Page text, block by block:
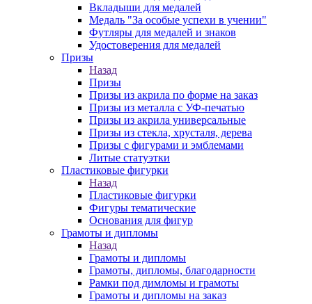
Вкладыши для медалей
Медаль "За особые успехи в учении"
Футляры для медалей и знаков
Удостоверения для медалей
Призы
Назад
Призы
Призы из акрила по форме на заказ
Призы из металла с УФ-печатью
Призы из акрила универсальные
Призы из стекла, хрусталя, дерева
Призы с фигурами и эмблемами
Литые статуэтки
Пластиковые фигурки
Назад
Пластиковые фигурки
Фигуры тематические
Основания для фигур
Грамоты и дипломы
Назад
Грамоты и дипломы
Грамоты, дипломы, благодарности
Рамки под димломы и грамоты
Грамоты и дипломы на заказ